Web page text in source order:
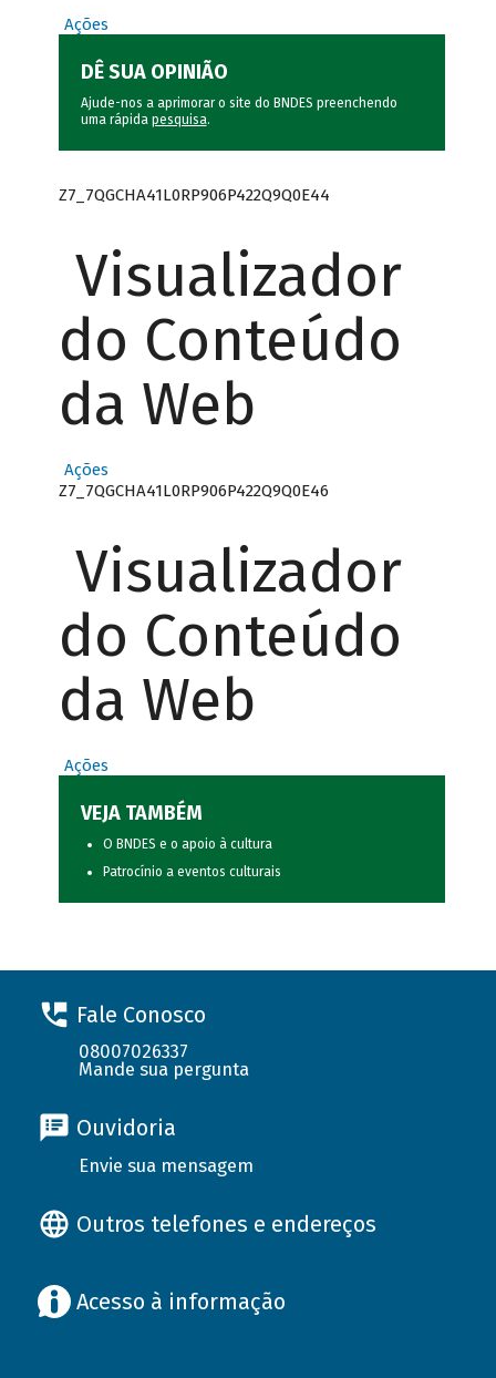
Ações
DÊ SUA OPINIÃO
Ajude-nos a aprimorar o site do BNDES preenchendo
uma rápida pesquisa.
Z7_7QGCHA41L0RP906P422Q9Q0E44
Visualizador
do Conteúdo
da Web
Ações
Z7_7QGCHA41L0RP906P422Q9Q0E46
Visualizador
do Conteúdo
da Web
Ações
VEJA TAMBÉM
O BNDES e o apoio à cultura
Patrocínio a eventos culturais
Fale Conosco
08007026337
Mande sua pergunta
Ouvidoria
Envie sua mensagem
Outros telefones e endereços
Acesso à informação